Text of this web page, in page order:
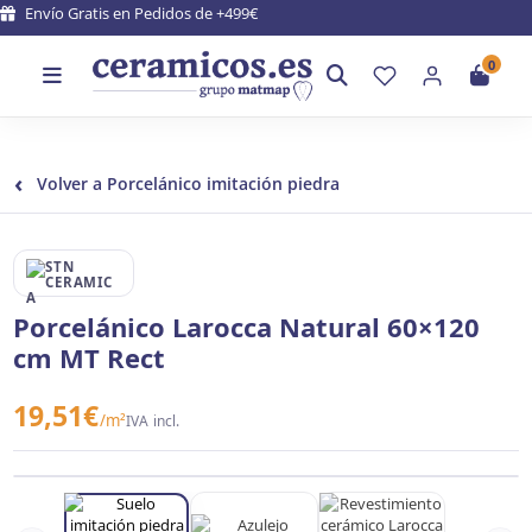
Envío Gratis en Pedidos de +499€
0
‹ Volver a Porcelánico imitación piedra
STN CERAMICA
Porcelánico Larocca Natural 60×120
cm MT Rect
19,51€/m²IVA incl.